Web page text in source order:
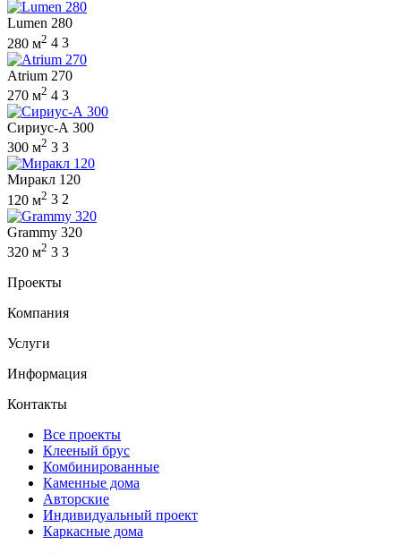
Lumen 280
280 м2 4 3
Atrium 270
270 м2 4 3
Сириус-А 300
300 м2 3 3
Миракл 120
120 м2 3 2
Grammy 320
320 м2 3 3
Проекты
Компания
Услуги
Информация
Контакты
Все проекты
Клееный брус
Комбинированные
Каменные дома
Авторские
Индивидуальный проект
Каркасные дома